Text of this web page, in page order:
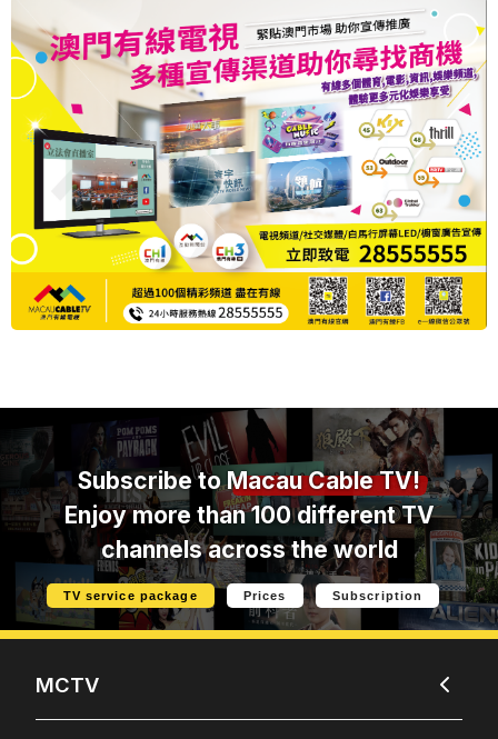
Subscribe toMacau Cable TV!
Enjoy more than 100 different TV
channels across the world
TV service package Prices Subscription
MCTV